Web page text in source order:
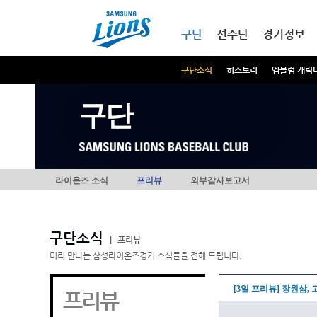
구단
구단소식 히스토리 엠블럼 캐릭
선수단 경기정보
구단
라이온즈 소식 프리뷰 외부감사보고서
구단소식
프리뷰
미리 만나는 삼성라이온즈경기 소식들을 전해 드립니다.
프리뷰 [3일 프리뷰] 장원삼,